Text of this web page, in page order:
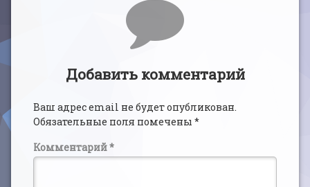
Добавить комментарий
Ваш адрес email не будет опубликован.
Обязательные поля помечены *
Комментарий*